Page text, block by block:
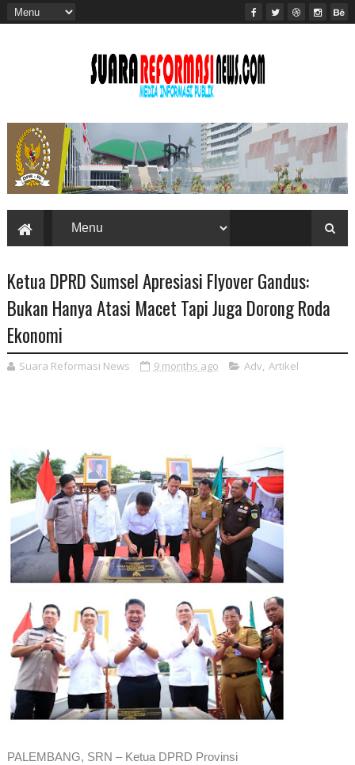
Ketua DPRD Sumsel Apresiasi Flyover Gandus:
Bukan Hanya Atasi Macet Tapi Juga Dorong Roda
Ekonomi
Suara Reformasi News 9 months ago Adv, Artikel
PALEMBANG, SRN – Ketua DPRD Provinsi